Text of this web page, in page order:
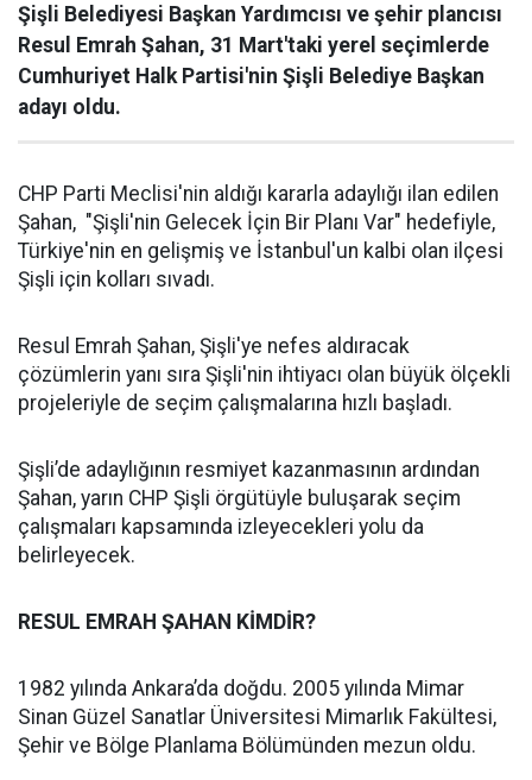
Şişli Belediyesi Başkan Yardımcısı ve şehir plancısı
Resul Emrah Şahan, 31 Mart'taki yerel seçimlerde
Cumhuriyet Halk Partisi'nin Şişli Belediye Başkan
adayı oldu.
CHP Parti Meclisi'nin aldığı kararla adaylığı ilan edilen
Şahan, "Şişli'nin Gelecek İçin Bir Planı Var" hedefiyle,
Türkiye'nin en gelişmiş ve İstanbul'un kalbi olan ilçesi
Şişli için kolları sıvadı.
Resul Emrah Şahan, Şişli'ye nefes aldıracak
çözümlerin yanı sıra Şişli'nin ihtiyacı olan büyük ölçekli
projeleriyle de seçim çalışmalarına hızlı başladı.
Şişli’de adaylığının resmiyet kazanmasının ardından
Şahan, yarın CHP Şişli örgütüyle buluşarak seçim
çalışmaları kapsamında izleyecekleri yolu da
belirleyecek.
RESUL EMRAH ŞAHAN KİMDİR?
1982 yılında Ankara’da doğdu. 2005 yılında Mimar
Sinan Güzel Sanatlar Üniversitesi Mimarlık Fakültesi,
Şehir ve Bölge Planlama Bölümünden mezun oldu.